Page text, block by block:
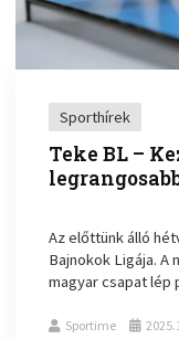
Sporthírek
Teke BL –
Az előttünk álló
Bajnokok Ligája. A
magyar csapat lép
Sportime